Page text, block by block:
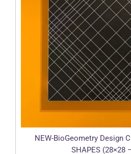
NEW-BioGeometry Design
SHAPES (28×28